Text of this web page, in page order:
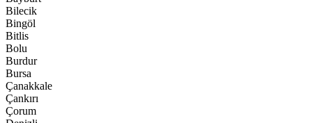
Bilecik
Bingöl
Bitlis
Bolu
Burdur
Bursa
Çanakkale
Çankırı
Çorum